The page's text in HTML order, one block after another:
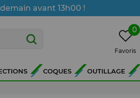
avant 13h00 !
0
Favoris
COQUES OUTILLAGE